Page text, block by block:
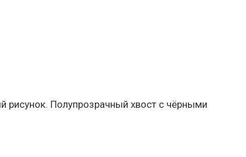
рисунок. Полупрозрачный хвост с чёрными